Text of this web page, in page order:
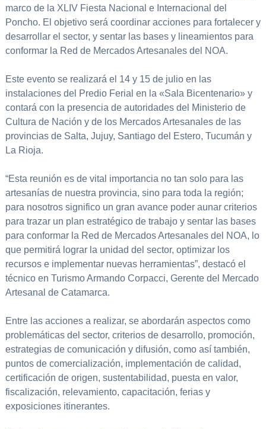
marco de la XLIV Fiesta Nacional e Internacional del
Poncho. El objetivo será coordinar acciones para fortalecer y
desarrollar el sector, y sentar las bases y lineamientos para
conformar la Red de Mercados Artesanales del NOA.
Este evento se realizará el 14 y 15 de julio en las
instalaciones del Predio Ferial en la «Sala Bicentenario» y
contará con la presencia de autoridades del Ministerio de
Cultura de Nación y de los Mercados Artesanales de las
provincias de Salta, Jujuy, Santiago del Estero, Tucumán y
La Rioja.
“Esta reunión es de vital importancia no tan solo para las
artesanías de nuestra provincia, sino para toda la región;
para nosotros significo un gran avance poder aunar criterios
para trazar un plan estratégico de trabajo y sentar las bases
para conformar la Red de Mercados Artesanales del NOA, lo
que permitirá lograr la unidad del sector, optimizar los
recursos e implementar nuevas herramientas”, destacó el
técnico en Turismo Armando Corpacci, Gerente del Mercado
Artesanal de Catamarca.
Entre las acciones a realizar, se abordarán aspectos como
problemáticas del sector, criterios de desarrollo, promoción,
estrategias de comunicación y difusión, como así también,
puntos de comercialización, implementación de calidad,
certificación de origen, sustentabilidad, puesta en valor,
fiscalización, relevamiento, capacitación, ferias y
exposiciones itinerantes.